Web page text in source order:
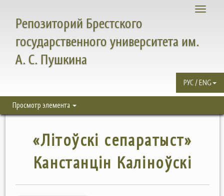
Toggle
Репозиторий Брестского
государственного университета им.
А. С. Пушкина
РУС / ENG
Просмотр элемента
«Літоўскі сепаратыст»
Канстанцін Каліноўскі